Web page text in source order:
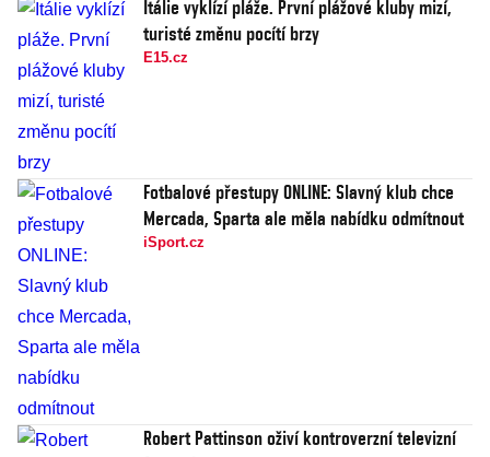
Itálie vyklízí pláže. První plážové kluby mizí,
turisté změnu pocítí brzy
E15.cz
Fotbalové přestupy ONLINE: Slavný klub chce
Mercada, Sparta ale měla nabídku odmítnout
iSport.cz
Robert Pattinson oživí kontroverzní televizní